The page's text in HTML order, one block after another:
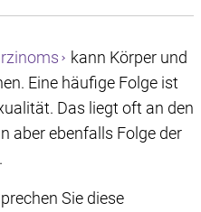
kann Körper und
Eine häufige Folge ist
Das liegt oft an den
aber ebenfalls Folge der
Sie diese